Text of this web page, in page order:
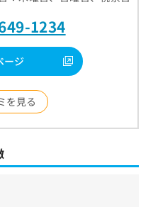
1234
ージ
を見る